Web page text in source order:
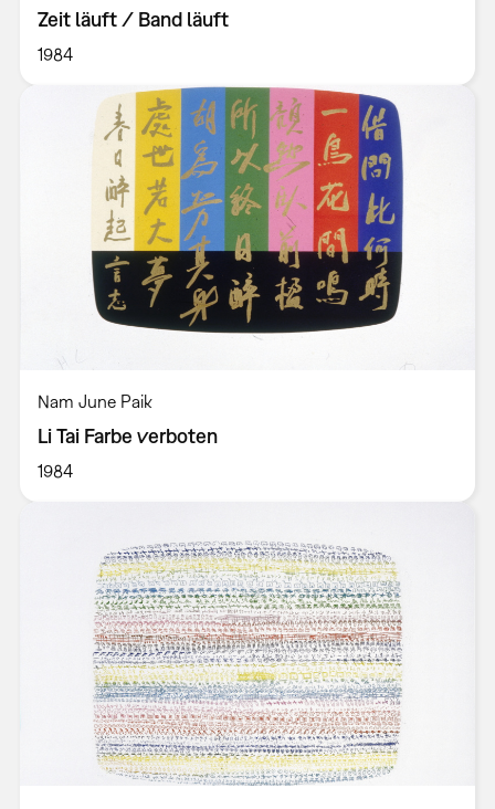
Zeit läuft / Band läuft
1984
Nam June Paik
Li Tai Farbe verboten
1984